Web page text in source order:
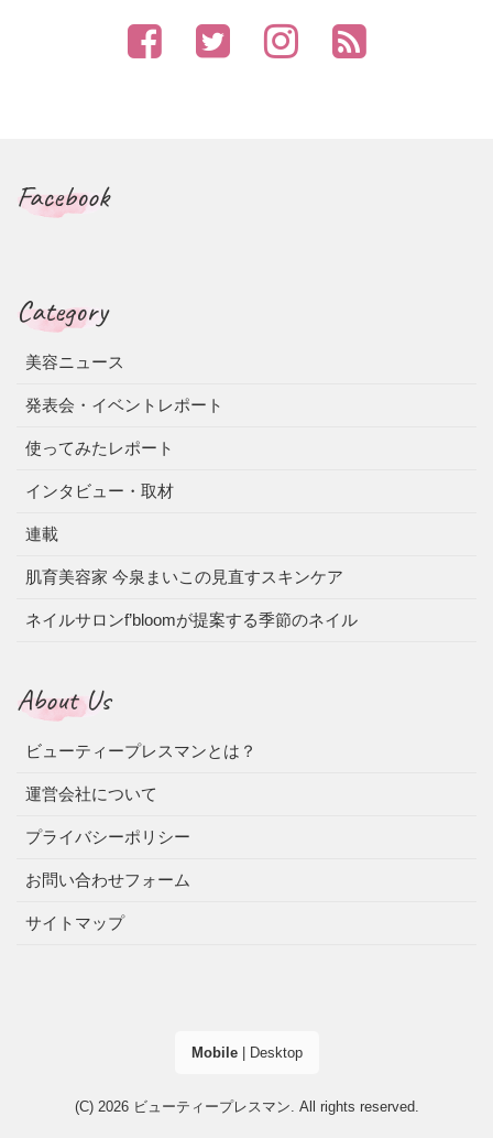
Facebook
Category
美容ニュース
発表会・イベントレポート
使ってみたレポート
インタビュー・取材
連載
肌育美容家 今泉まいこの見直すスキンケア
ネイルサロンf’bloomが提案する季節のネイル
About Us
ビューティープレスマンとは？
運営会社について
プライバシーポリシー
お問い合わせフォーム
サイトマップ
Mobile| Desktop
(C) 2026 ビューティープレスマン. All rights reserved.